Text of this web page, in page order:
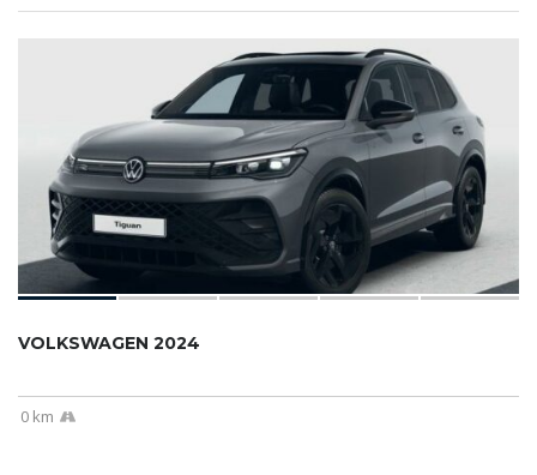
VOLKSWAGEN 2024
0 km